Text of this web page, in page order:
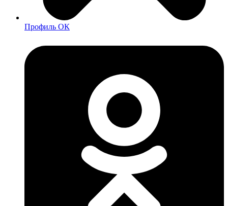
Профиль ОК